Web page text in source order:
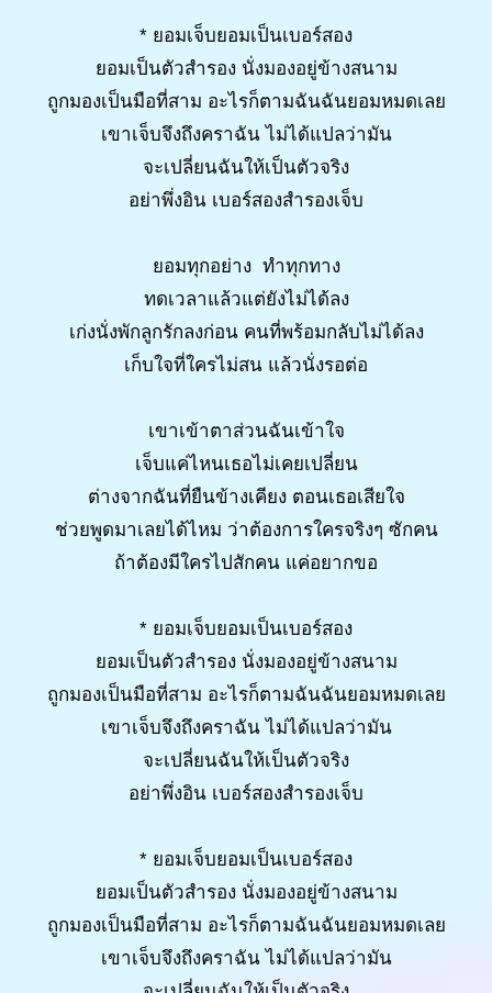
* ยอมเจ็บยอมเป็นเบอร์สอง
ยอมเป็นตัวสำรอง นั่งมองอยู่ข้างสนาม
ถูกมองเป็นมือที่สาม อะไรก็ตามฉันฉันยอมหมดเลย
เขาเจ็บจึงถึงคราฉัน ไม่ได้แปลว่ามัน
จะเปลี่ยนฉันให้เป็นตัวจริง
อย่าพึ่งอิน เบอร์สองสำรองเจ็บ
ยอมทุกอย่าง ทำทุกทาง
ทดเวลาแล้วแต่ยังไม่ได้ลง
เก่งนั่งพักลูกรักลงก่อน คนที่พร้อมกลับไม่ได้ลง
เก็บใจที่ใครไม่สน แล้วนั่งรอต่อ
เขาเข้าตาส่วนฉันเข้าใจ
เจ็บแค่ไหนเธอไม่เคยเปลี่ยน
ต่างจากฉันที่ยืนข้างเคียง ตอนเธอเสียใจ
ช่วยพูดมาเลยได้ไหม ว่าต้องการใครจริงๆ ซักคน
ถ้าต้องมีใครไปสักคน แค่อยากขอ
* ยอมเจ็บยอมเป็นเบอร์สอง
ยอมเป็นตัวสำรอง นั่งมองอยู่ข้างสนาม
ถูกมองเป็นมือที่สาม อะไรก็ตามฉันฉันยอมหมดเลย
เขาเจ็บจึงถึงคราฉัน ไม่ได้แปลว่ามัน
จะเปลี่ยนฉันให้เป็นตัวจริง
อย่าพึ่งอิน เบอร์สองสำรองเจ็บ
* ยอมเจ็บยอมเป็นเบอร์สอง
ยอมเป็นตัวสำรอง นั่งมองอยู่ข้างสนาม
ถูกมองเป็นมือที่สาม อะไรก็ตามฉันฉันยอมหมดเลย
เขาเจ็บจึงถึงคราฉัน ไม่ได้แปลว่ามัน